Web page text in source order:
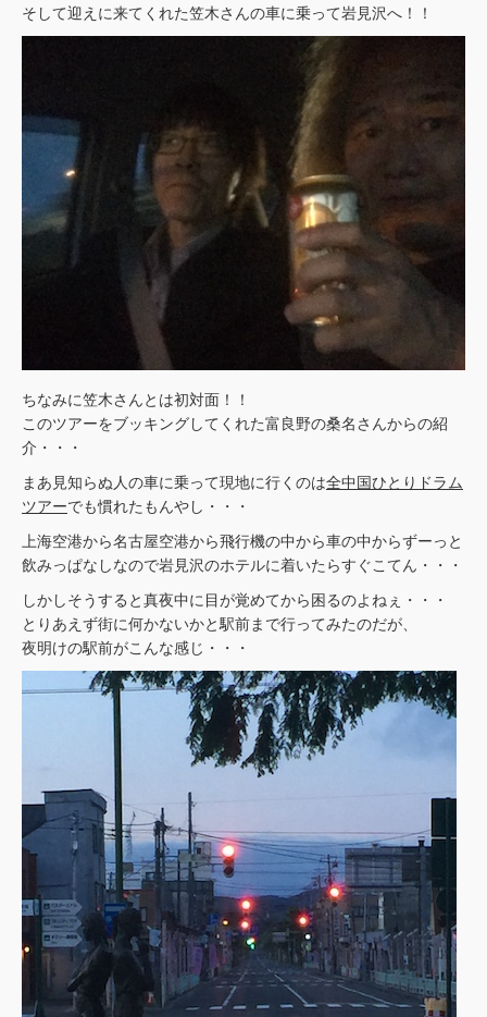
そして迎えに来てくれた笠木さんの車に乗って岩見沢へ！！
ちなみに笠木さんとは初対面！！
このツアーをブッキングしてくれた富良野の桑名さんからの紹
介・・・
まあ見知らぬ人の車に乗って現地に行くのは全中国ひとりドラム
ツアーでも慣れたもんやし・・・
上海空港から名古屋空港から飛行機の中から車の中からずーっと
飲みっぱなしなので岩見沢のホテルに着いたらすぐこてん・・・
しかしそうすると真夜中に目が覚めてから困るのよねぇ・・・
とりあえず街に何かないかと駅前まで行ってみたのだが、
夜明けの駅前がこんな感じ・・・